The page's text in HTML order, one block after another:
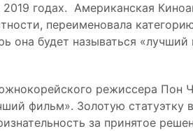
годах. Американская
переименовала
она будет называться
режиссера Пон
фильм». Золотую статуэтку
за принятое